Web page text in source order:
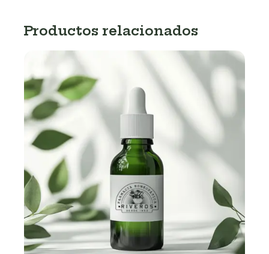
Productos relacionados